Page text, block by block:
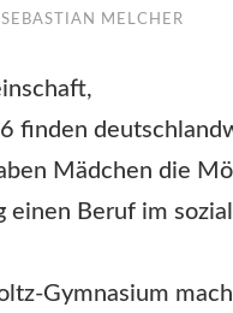
SEBASTIAN MELCHER
finden
Mädchen die
einen Beruf im
Gymnasium